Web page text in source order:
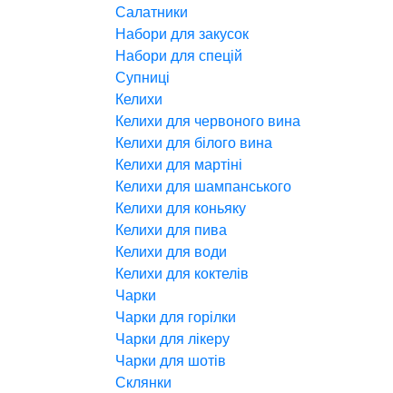
Салатники
Набори для закусок
Набори для спецій
Супниці
Келихи
Келихи для червоного вина
Келихи для білого вина
Келихи для мартіні
Келихи для шампанського
Келихи для коньяку
Келихи для пива
Келихи для води
Келихи для коктелів
Чарки
Чарки для горілки
Чарки для лікеру
Чарки для шотів
Склянки